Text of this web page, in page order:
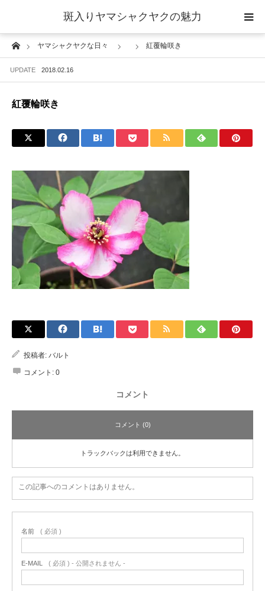
斑入りヤマシャクヤクの魅力
Homeヤマシャクヤクな日々 紅覆輪咲き
UPDATE 2018.02.16
紅覆輪咲き
投稿者: バルト
コメント: 0
コメント
コメント (0)
トラックバックは利用できません。
この記事へのコメントはありません。
名前 ( 必須 )
E-MAIL ( 必須 ) - 公開されません -
当サイトについて
斑入りヤマシャクヤクの魅力 ギャラリー